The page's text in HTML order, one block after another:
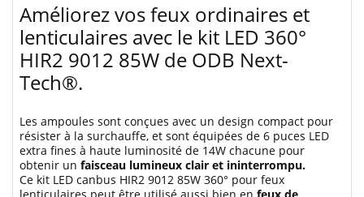
Améliorez vos feux ordinaires et
lenticulaires avec le kit LED 360°
HIR2 9012 85W de ODB Next-
Tech®.
Les ampoules sont conçues avec un design compact pour
résister à la surchauffe, et sont équipées de 6 puces LED
extra fines à haute luminosité de 14W chacune pour
obtenir un faisceau lumineux clair et ininterrompu.
Ce kit LED canbus HIR2 9012 85W 360° pour feux